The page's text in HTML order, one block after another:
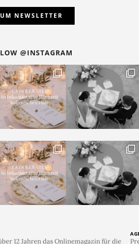
NEWSLETTER
@INSTAGRAM
12 Jahren das Onlinemagazin für die